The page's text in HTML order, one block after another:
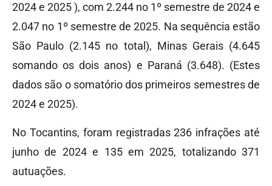
2024 e 2025 ), com 2.244 no 1º semestre de 2024 e
2.047 no 1º semestre de 2025. Na sequência estão
São Paulo (2.145 no total), Minas Gerais (4.645
somando os dois anos) e Paraná (3.648). (Estes
dados são o somatório dos primeiros semestres de
2024 e 2025).
No Tocantins, foram registradas 236 infrações até
junho de 2024 e 135 em 2025, totalizando 371
autuações.